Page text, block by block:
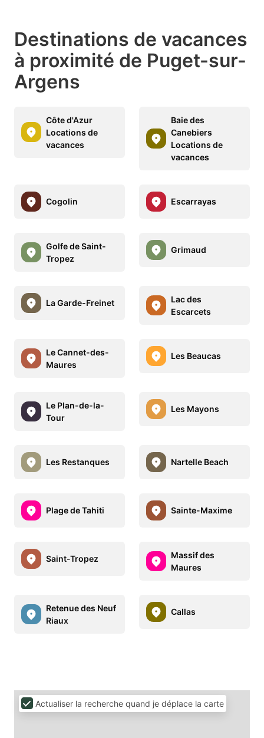
Destinations de vacances
à proximité de Puget-sur-
Argens
Côte d'Azur
Locations de
vacances
Baie des
Canebiers
Locations de
vacances
Cogolin Escarrayas
Golfe de Saint-
Tropez
Grimaud
La Garde-Freinet
Lac des
Escarcets
Le Cannet-des-
Maures
Les Beaucas
Le Plan-de-la-
Tour
Les Mayons
Les Restanques Nartelle Beach
Plage de Tahiti Sainte-Maxime
Saint-Tropez
Massif des
Maures
Retenue des Neuf
Riaux
Callas
Actualiser la recherche quand je déplace la carte